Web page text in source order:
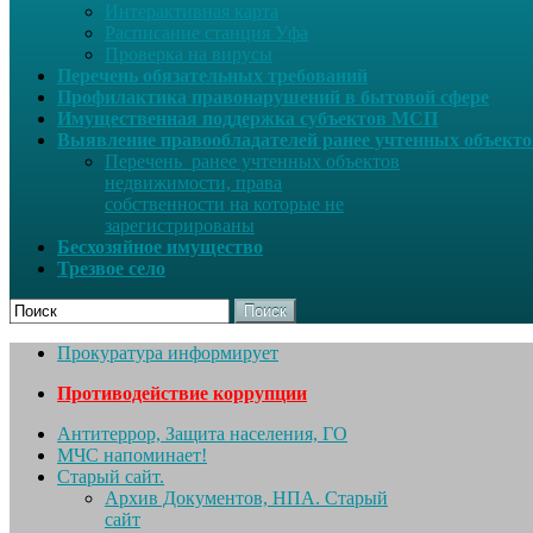
Интерактивная карта
Расписание станция Уфа
Проверка на вирусы
Перечень обязательных требований
Профилактика правонарушений в бытовой сфере
Имущественная поддержка субъектов МСП
Выявление правообладателей ранее учтенных
Перечень ранее учтенных объектов
недвижимости, права
собственности на которые не
зарегистрированы
Бесхозяйное имущество
Трезвое село
Поиск
Прокуратура информирует
Противодействие коррупции
Антитеррор, Защита населения, ГО
МЧС напоминает!
Старый сайт.
Архив Документов, НПА. Старый
сайт